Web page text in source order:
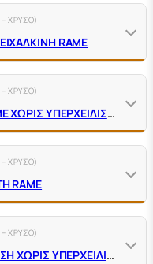
– ΧΡΥΣΟ)
RAME
– ΧΡΥΣΟ)
ΒΑΛΒΙΔΑ ΝΙΠΤΗΡΑ ΚΛΙΚ RAME ΧΩΡΙΣ ΥΠΕΡΧΕΙΛΙΣΗ ΜΕ ΚΥΛΙΝΔΡΙΚΟ ΠΑΞΙΜΑΔΙ
– ΧΡΥΣΟ)
RAME
– ΧΡΥΣΟ)
ΒΑΛΒΙΔΑ ΝΙΠΤΗΡΑ ΚΛΙΚ ΧΡΥΣΗ ΧΩΡΙΣ ΥΠΕΡΧΕΙΛΙΣΗ ΜΕ ΚΥΛΙΝΔΡΙΚΟ ΠΑΞΙΜΑΔΙ